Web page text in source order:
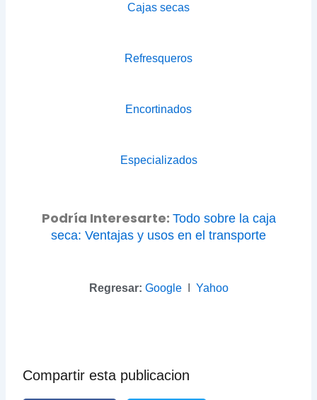
Cajas secas
Refresqueros
Encortinados
Especializados
Podría Interesarte: Todo sobre la caja
seca: Ventajas y usos en el transporte
Regresar: Google Yahoo
Compartir esta publicacion